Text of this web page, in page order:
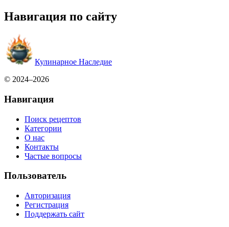
Навигация по сайту
Кулинарное Наследие
© 2024–2026
Навигация
Поиск рецептов
Категории
О нас
Контакты
Частые вопросы
Пользователь
Авторизация
Регистрация
Поддержать сайт